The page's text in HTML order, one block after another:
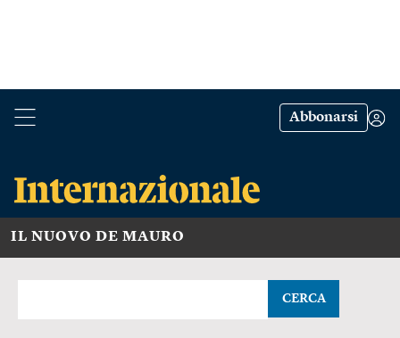
Abbonarsi
IL NUOVO DE MAURO
CERCA